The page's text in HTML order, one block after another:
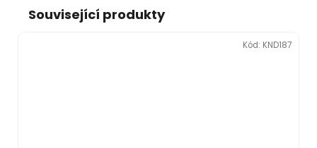
Související produkty
Kód: KND187